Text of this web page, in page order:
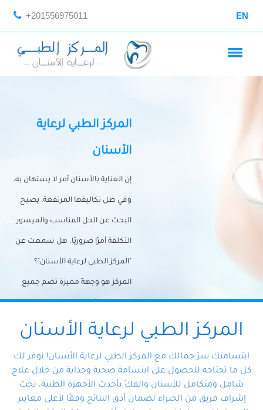
+201556975011 EN
المركز الطبي لرعاية
الأسنان
إن العناية بالأسنان أمر لا يستهان به،
وفي ظل تكاليفها المرتفعة، يصبح
البحث عن الحل المناسب والميسور
التكلفة أمرًا ضروريًا. هل سمعت عن
"المركز الطبي لرعاية الأسنان"؟
المركز هو وجهةً مميزة تضم جميع
احتياجات الأسنان تحت سقف واحد،
وتضمن لك حلاً شاملًا لجميع
المتخصص ذوي الخبرة، ستجد نفسك
في أيد أمينة تلبي احتياجاتك بكل
احترافية ودقة.
المركز الطبي لرعاية الأسنان
ابتسامتك سرّ جمالك مع المركز الطبي لرعاية الأسنان! نوفر لك
كل ما تحتاجه للحصول على ابتسامة صحية وجذابة من خلال علاج
شامل ومتكامل للأسنان والفكّ بأحدث الأجهزة الطبية، تحت
إشراف فريق من الخبراء لضمان أدق النتائج وفقًا لأعلى معايير